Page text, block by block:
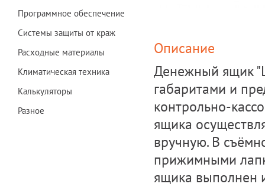
Программное обеспечение
Системы защиты от краж
Расходные материалы
Климатическая техника
Калькуляторы
Разное
Описание
Денежный ящик
габаритами и
контрольно-
ящика
вручную. В
прижимными
ящика выполнен